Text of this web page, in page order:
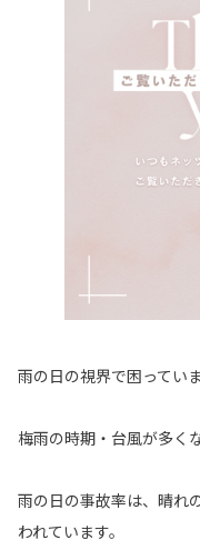
雨の日の視界で困ってい
梅雨の時期・台風が多く
雨の日の事故率は、晴れ
われています。